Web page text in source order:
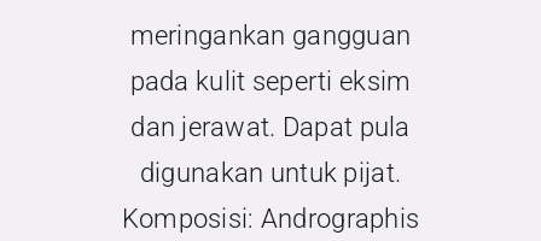
meringankan gangguan
pada kulit seperti eksim
dan jerawat. Dapat pula
digunakan untuk pijat.
Komposisi: Andrographis